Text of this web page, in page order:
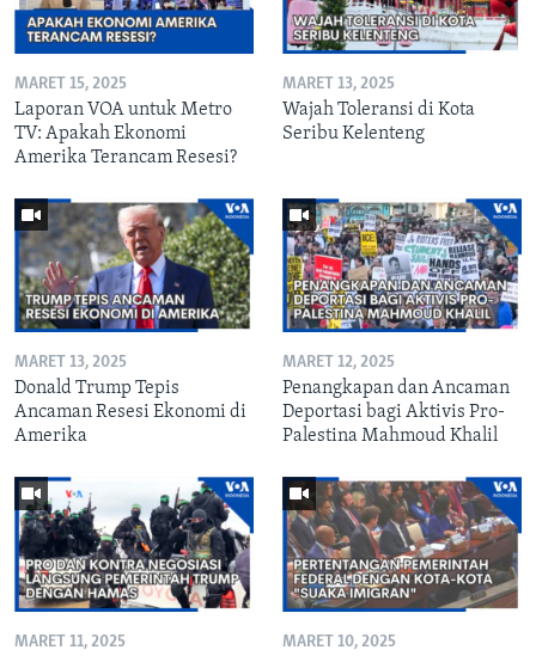
MARET 15, 2025
Laporan VOA untuk Metro
TV: Apakah Ekonomi
Amerika Terancam Resesi?
MARET 13, 2025
Wajah Toleransi di Kota
Seribu Kelenteng
MARET 13, 2025
Donald Trump Tepis
Ancaman Resesi Ekonomi di
Amerika
MARET 12, 2025
Penangkapan dan Ancaman
Deportasi bagi Aktivis Pro-
Palestina Mahmoud Khalil
MARET 11, 2025 MARET 10, 2025